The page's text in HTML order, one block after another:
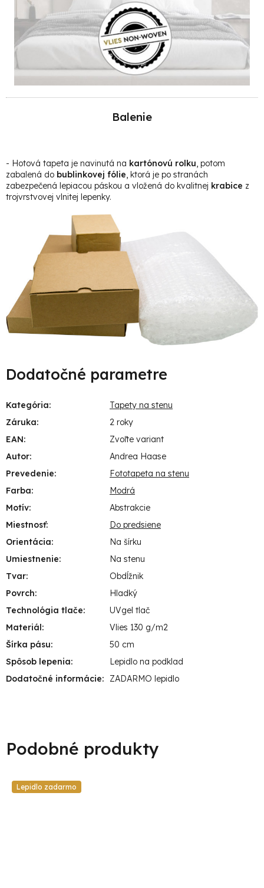
Balenie
- Hotová tapeta je navinutá na kartónovú rolku, potom
zabalená do bublinkovej fólie, ktorá je po stranách
zabezpečená lepiacou páskou a vložená do kvalitnej krabice z
trojvrstvovej vlnitej lepenky.
Dodatočné parametre
Kategória:
Tapety na stenu
Záruka:
2 roky
EAN:
Zvoľte variant
Autor:
Andrea Haase
Prevedenie:
Fototapeta na stenu
Farba:
Modrá
Motív:
Abstrakcie
Miestnosť:
Do predsiene
Orientácia:
Na šírku
Umiestnenie:
Na stenu
Tvar:
Obdĺžnik
Povrch:
Hladký
Technológia tlače:
UVgel tlač
Materiál:
Vlies 130 g/m2
Šírka pásu:
50 cm
Spôsob lepenia:
Lepidlo na podklad
Dodatočné informácie: ZADARMO lepidlo
Lepidlo zadarmo